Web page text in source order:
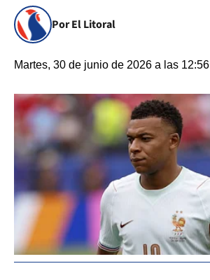
Por El Litoral
Martes, 30 de junio de 2026 a las 12:56